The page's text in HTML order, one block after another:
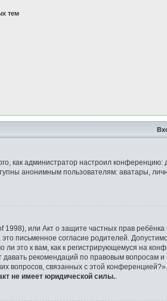
тем
как администратор настроил
анонимным пользователям: аватары,
1998), или Акт о защите частных прав
письменное согласие родителей.
это к вам, как к регистрирующемуся на
рекомендаций по правовым вопросам
вопросов, связанных с этой конференцией?».
не имеет юридической силы.